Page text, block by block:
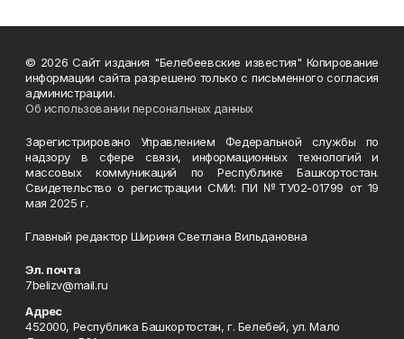
© 2026 Сайт издания "Белебеевские известия" Копирование
информации сайта разрешено только с письменного согласия
администрации.
Об использовании персональных данных
Зарегистрировано Управлением Федеральной службы по
надзору в сфере связи, информационных технологий и
массовых коммуникаций по Республике Башкортостан.
Свидетельство о регистрации СМИ: ПИ №ТУ02-01799 от 19
мая 2025 г.
Главный редактор Шириня Светлана Вильдановна
Эл. почта
7belizv@mail.ru
Адрес
452000, Республика Башкортостан, г. Белебей, ул. Мало